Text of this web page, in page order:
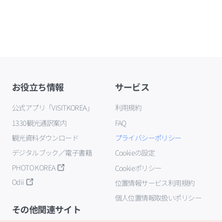
お役立ち情報
公式アプリ「VISITKOREA」
1330観光通訳案内
観光資料ダウンロード
デジタルブック／電子書籍
PHOTO KOREA
Odii
サービス
利用規約
FAQ
プライバシーポリシー
Cookieの設定
Cookieポリシー
位置情報サービス利用規約
個人位置情報取扱いポリシー
その他関連サイト